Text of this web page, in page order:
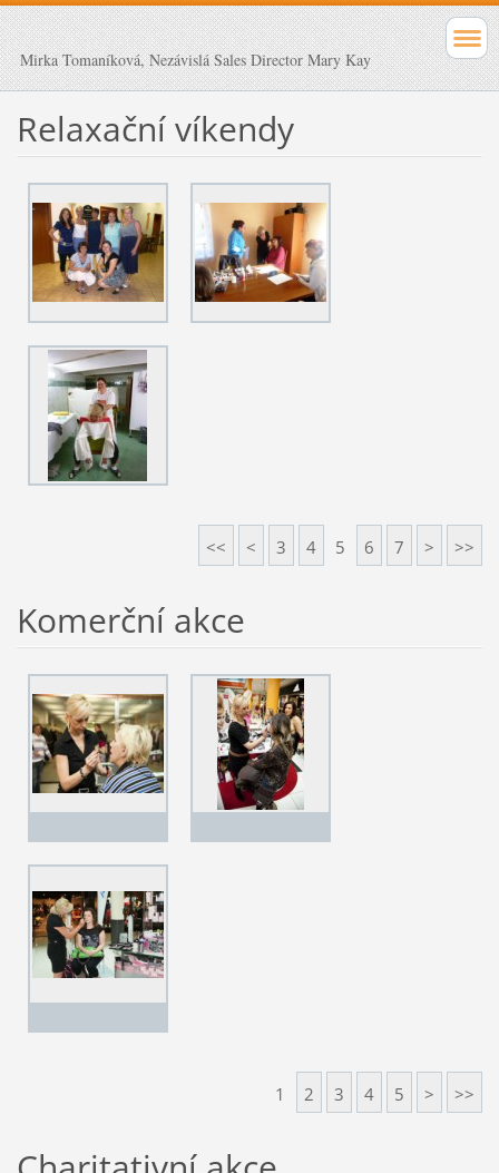
Mirka Tomaníková, Nezávislá Sales Director Mary Kay
Relaxační víkendy
<< < 3 4 5 6 7 > >>
Komerční akce
1 2 3 4 5 > >>